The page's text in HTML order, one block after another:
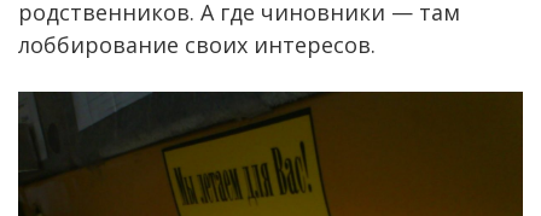
родственников. А где чиновники — там
лоббирование своих интересов.